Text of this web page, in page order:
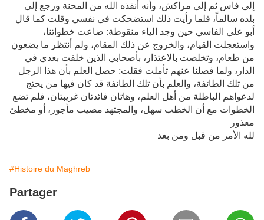
إلى فاس ثم إلى مراكش، وأنه أنقذه الله من المحنة ورجع إلى
بلده سالماً، فلما رأيت ذلك استضحكت في نفسي وقلت كما قال
أبو علي الفاسي حين وجد الياء منقوطة: ضاعت خطواتنا،
واستعجلت القيام، والخروج عن ذلك المقام، ولم أنتظر ما يضعون
من طعام، وتخلصت بالاعتذار، بأصحابي الذين خلفت بعدي في
الدار، ولما فصلنا عنهم تأملت فقلت: حصل العلم بأن هذا الرجل
من تلك الطائفة، والعلم بأن تلك الطائفة قد كان فيها من يحتج
لدعواهم الباطلة من أهل العلم، وهاتان فائدتان غريبتان، فلم تضع
الخطوات مع أن الخطب سهل، والمجتهد مصيب مأجور، أو مخطئ
معذور
لله الأمر من قبل ومن بعد
#Histoire du Maghreb
Partager